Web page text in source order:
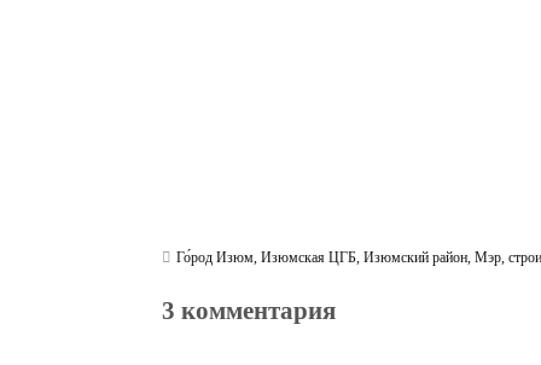
Го́род Изюм,Изюмская ЦГБ,Изюмский район,Мэр,
3 комментария